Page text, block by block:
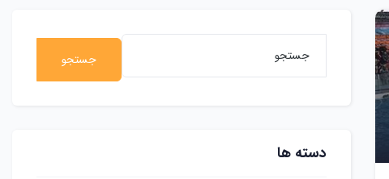
جستجو
دسته ها